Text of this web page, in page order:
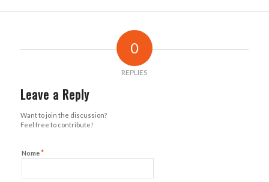
0
REPLIES
Leave a Reply
Want to join the discussion?
Feel free to contribute!
Nome*